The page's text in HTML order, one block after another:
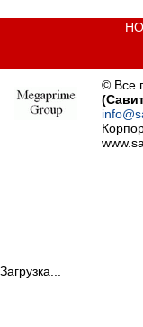
© Все
Загрузка...